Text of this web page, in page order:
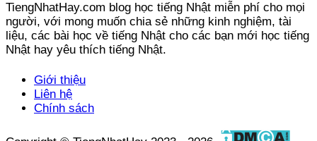
TiengNhatHay.com blog học tiếng Nhật miễn phí cho mọi
người, với mong muốn chia sẻ những kinh nghiệm, tài
liệu, các bài học về tiếng Nhật cho các bạn mới học tiếng
Nhật hay yêu thích tiếng Nhật.
Giới thiệu
Liên hệ
Chính sách